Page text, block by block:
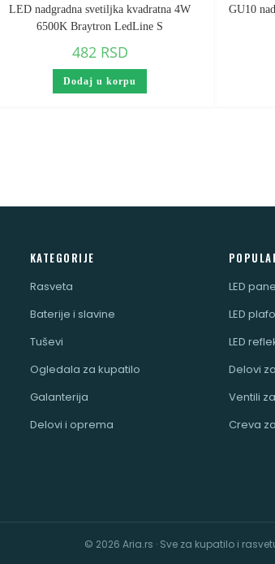
LED nadgradna svetiljka kvadratna 4W
6500K Braytron LedLine S
482 RSD
Dodaj u korpu
GU10
KATEGORIJE
Rasveta
Baterije i slavine
Tuševi
Ogledala za kupatilo
Galanterija
Delovi i oprema
LED
LED
LED
Delovi
Ventili
Creva
© 2026 Aria.rs · Sve za kupatilo i